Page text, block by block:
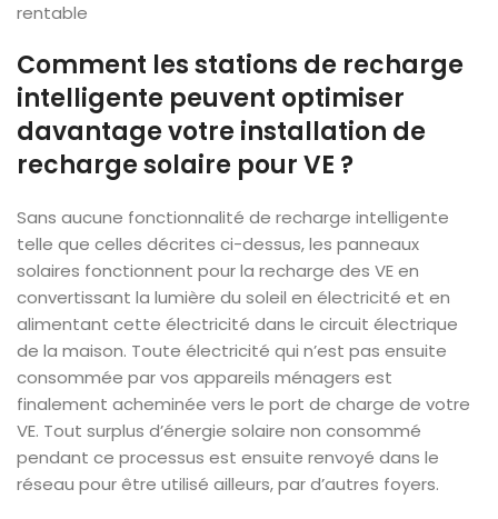
rentable
Comment les stations de recharge
intelligente peuvent optimiser
davantage votre installation de
recharge solaire pour VE ?
Sans aucune fonctionnalité de recharge intelligente
telle que celles décrites ci-dessus, les panneaux
solaires fonctionnent pour la recharge des VE en
convertissant la lumière du soleil en électricité et en
alimentant cette électricité dans le circuit électrique
de la maison. Toute électricité qui n’est pas ensuite
consommée par vos appareils ménagers est
finalement acheminée vers le port de charge de votre
VE. Tout surplus d’énergie solaire non consommé
pendant ce processus est ensuite renvoyé dans le
réseau pour être utilisé ailleurs, par d’autres foyers.